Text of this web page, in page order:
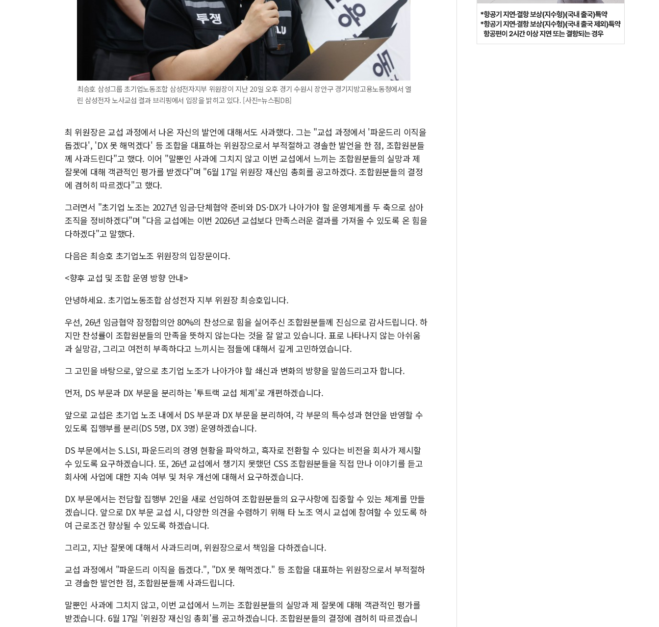
최승호 삼성그룹 초기업노동조합 삼성전자지부 위원장이 지난 20일 오후 경기 수원시 장안구 경기지방고용노동청에서 열
린 삼성전자 노사교섭 결과 브리핑에서 입장을 밝히고 있다. [사진=뉴스핌DB]
최 위원장은 교섭 과정에서 나온 자신의 발언에 대해서도 사과했다. 그는 "교섭 과정에서 '파운드리 이직을
돕겠다', 'DX 못 해먹겠다' 등 조합을 대표하는 위원장으로서 부적절하고 경솔한 발언을 한 점, 조합원분들
께 사과드린다"고 했다. 이어 "말뿐인 사과에 그치지 않고 이번 교섭에서 느끼는 조합원분들의 실망과 제
잘못에 대해 객관적인 평가를 받겠다"며 "6월 17일 위원장 재신임 총회를 공고하겠다. 조합원분들의 결정
에 겸허히 따르겠다"고 했다.
그러면서 "초기업 노조는 2027년 임금·단체협약 준비와 DS·DX가 나아가야 할 운영체계를 두 축으로 삼아
조직을 정비하겠다"며 "다음 교섭에는 이번 2026년 교섭보다 만족스러운 결과를 가져올 수 있도록 온 힘을
다하겠다"고 말했다.
다음은 최승호 초기업노조 위원장의 입장문이다.
<향후 교섭 및 조합 운영 방향 안내>
안녕하세요. 초기업노동조합 삼성전자 지부 위원장 최승호입니다.
우선, 26년 임금협약 잠정합의안 80%의 찬성으로 힘을 실어주신 조합원분들께 진심으로 감사드립니다. 하
지만 찬성률이 조합원분들의 만족을 뜻하지 않는다는 것을 잘 알고 있습니다. 표로 나타나지 않는 아쉬움
과 실망감, 그리고 여전히 부족하다고 느끼시는 점들에 대해서 깊게 고민하였습니다.
그 고민을 바탕으로, 앞으로 초기업 노조가 나아가야 할 쇄신과 변화의 방향을 말씀드리고자 합니다.
먼저, DS 부문과 DX 부문을 분리하는 '투트랙 교섭 체계'로 개편하겠습니다.
앞으로 교섭은 초기업 노조 내에서 DS 부문과 DX 부문을 분리하여, 각 부문의 특수성과 현안을 반영할 수
있도록 집행부를 분리(DS 5명, DX 3명) 운영하겠습니다.
DS 부문에서는 S.LSI, 파운드리의 경영 현황을 파악하고, 흑자로 전환할 수 있다는 비전을 회사가 제시할
수 있도록 요구하겠습니다. 또, 26년 교섭에서 챙기지 못했던 CSS 조합원분들을 직접 만나 이야기를 듣고
회사에 사업에 대한 지속 여부 및 처우 개선에 대해서 요구하겠습니다.
DX 부문에서는 전담할 집행부 2인을 새로 선임하여 조합원분들의 요구사항에 집중할 수 있는 체계를 만들
겠습니다. 앞으로 DX 부문 교섭 시, 다양한 의견을 수렴하기 위해 타 노조 역시 교섭에 참여할 수 있도록 하
여 근로조건 향상될 수 있도록 하겠습니다.
그리고, 지난 잘못에 대해서 사과드리며, 위원장으로서 책임을 다하겠습니다.
교섭 과정에서 "파운드리 이직을 돕겠다.", "DX 못 해먹겠다." 등 조합을 대표하는 위원장으로서 부적절하
고 경솔한 발언한 점, 조합원분들께 사과드립니다.
말뿐인 사과에 그치지 않고, 이번 교섭에서 느끼는 조합원분들의 실망과 제 잘못에 대해 객관적인 평가를
받겠습니다. 6월 17일 '위원장 재신임 총회'를 공고하겠습니다. 조합원분들의 결정에 겸허히 따르겠습니